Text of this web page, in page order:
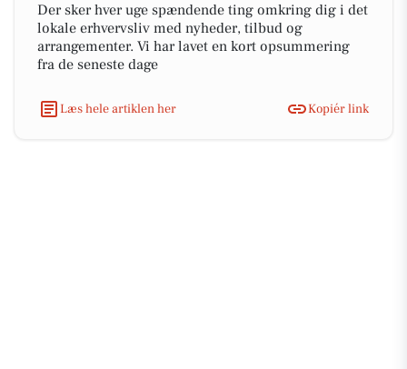
Der sker hver uge spændende ting omkring dig i det
lokale erhvervsliv med nyheder, tilbud og
arrangementer. Vi har lavet en kort opsummering
fra de seneste dage
Læs hele artiklen her Kopiér link